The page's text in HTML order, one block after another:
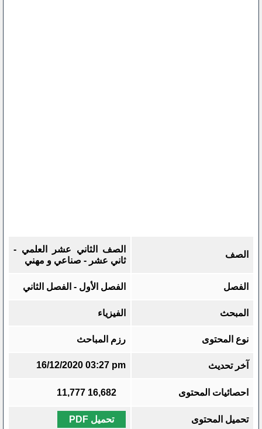
الصف
الصف الثاني عشر العلمي -
ثاني عشر - صناعي و مهني
الفصل الفصل الأول - الفصل الثاني
المبحث الفيزياء
نوع المحتوى رزم المباحث
آخر تحديث 16/12/2020 03:27 pm
احصائيات المحتوى 16,682
11,777
تحميل المحتوى تحميل PDF